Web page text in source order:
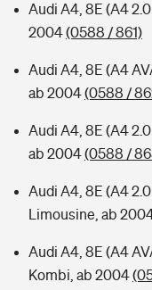
Audi A4, 8E (A4
2004(0588 / 861)
Audi A4, 8E (A4
ab 2004(0588 /
Audi A4, 8E (A4
ab 2004(0588 /
Audi A4, 8E (A4 2.0
Limousine, ab
Audi A4, 8E (A4
Kombi, ab 2004